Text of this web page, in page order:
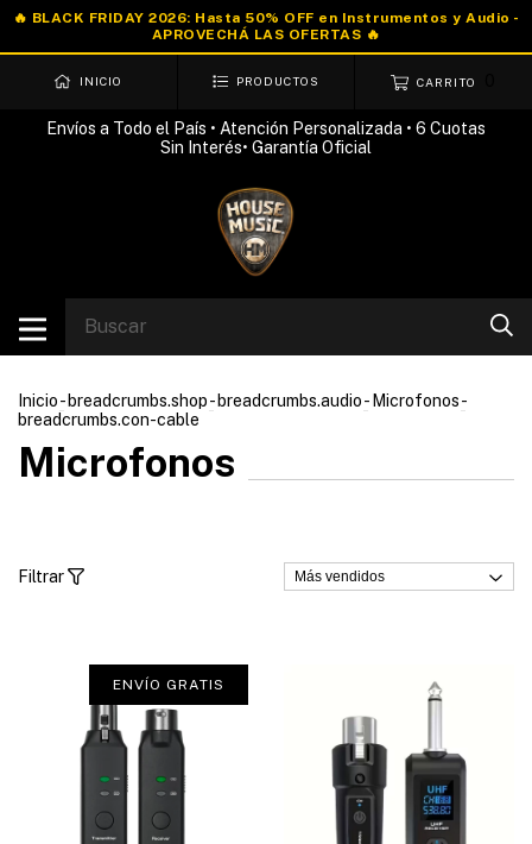
INICIO PRODUCTOS CARRITO
Envíos a Todo el País • Atención Personalizada • 6 Cuotas
Sin Interés• Garantía Oficial
Inicio- breadcrumbs.shop- breadcrumbs.audio- Microfonos-
breadcrumbs.con-cable
Microfonos
Filtrar
ENVÍO GRATIS